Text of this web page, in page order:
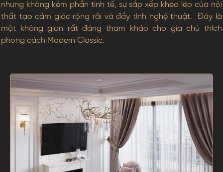
nhưng không kém phần tinh tế, sự sắp xếp khéo léo của nội
thất tạo cảm giác rộng rãi và đầy tính nghệ thuật. Đây là
một không gian rất đáng tham khảo cho gia chủ thích
phong cách Modern Classic.